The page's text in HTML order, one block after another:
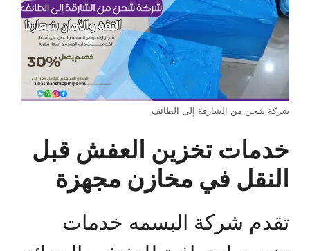
شركة شحن من الشارقة إلى الطائف
خدمات تخزين العفش قبل
النقل في مخازن مجهزة
تقدم شركة البسمه خدمات